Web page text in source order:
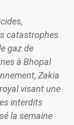
catastrophes
gaz de
à Bhopal
Zakia
visant une
interdits
la semaine